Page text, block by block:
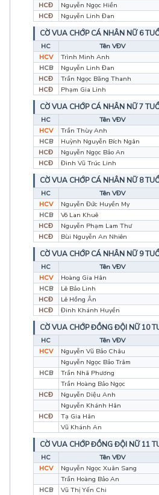
HCĐ
Nguyễn Ngọc Hiền
HCĐ
Nguyễn Linh Đan
CỜ VUA CHỚP CÁ NHÂN NỮ 6
HC Tên VĐV
HCV
Trình Minh Anh
HCB
Nguyễn Linh Đan
HCĐ
Trần Ngọc Băng Thanh
HCĐ
Phạm Gia Linh
CỜ VUA CHỚP CÁ NHÂN NỮ 7
HC Tên VĐV
HCV
Trần Thùy Anh
HCB
Huỳnh Nguyễn Bích Ngân
HCĐ
Nguyễn Ngọc Bảo An
HCĐ
Đinh Vũ Trúc Linh
CỜ VUA CHỚP CÁ NHÂN NỮ 8
HC Tên VĐV
HCV
Nguyễn Đức Huyền My
HCB
Võ Lan Khuê
HCĐ
Nguyễn Phạm Lam Thư
HCĐ
Bùi Nguyễn An Nhiên
CỜ VUA CHỚP CÁ NHÂN NỮ 9
HC Tên VĐV
HCV
Hoàng Gia Hân
HCB
Lê Bảo Linh
HCĐ
Lê Hồng Ân
HCĐ
Đinh Khánh Huyền
CỜ VUA CHỚP ĐỒNG ĐỘI NỮ 10
HC Tên VĐV
HCV
Nguyễn Vũ Bảo Châu
Nguyễn Ngọc Bảo Trâm
HCB
Trần Nhã Phương
Trần Hoàng Bảo Ngọc
HCĐ
Nguyễn Diệu Anh
Nguyễn Khánh Hân
HCĐ
Tạ Gia Hân
Vũ Khánh An
CỜ VUA CHỚP ĐỒNG ĐỘI NỮ 11
HC Tên VĐV
HCV
Nguyễn Ngọc Xuân Sang
Trần Hoàng Bảo An
HCB
Vũ Thị Yến Chi